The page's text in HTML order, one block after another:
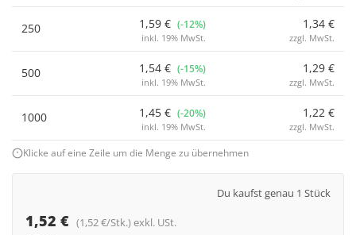
250 1,59 € (-12%)
inkl. 19% MwSt.
1,34 €
zzgl. MwSt.
500 1,54 € (-15%)
inkl. 19% MwSt.
1,29 €
zzgl. MwSt.
1000 1,45 € (-20%)
inkl. 19% MwSt.
1,22 €
zzgl. MwSt.
Klicke auf eine Zeile um die Menge zu übernehmen
Du kaufst genau 1 Stück
1,52 € (1,52 €/Stk.) exkl. USt.